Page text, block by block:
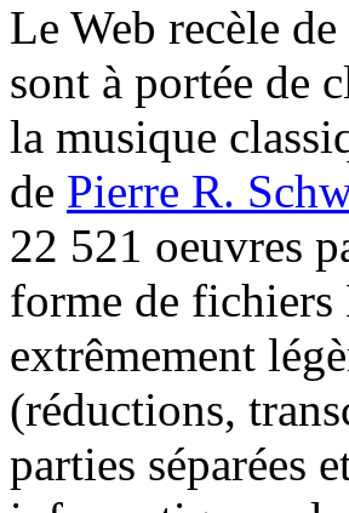
Le Web recèle
sont à portée de
la musique
de Pierre R.
22 521 oeuvres
forme de
extrêmement
(réductions,
parties séparées